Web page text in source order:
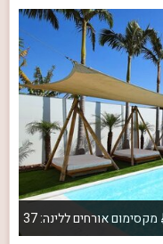
מקסימום אורחים ללינה: 37